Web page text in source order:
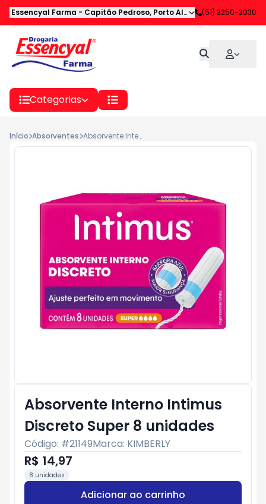
Essencyal Farma - Capitão Pedroso, Porto Alegre- RS
(51) 3250-3030
Categorias
Início Absorventes Absorvente Interno Intimus Discreto Super 8 unidades
Absorvente Interno Intimus
Discreto Super 8 unidades
Código: #21149Marca: KIMBERLY
R$ 14,97
8 unidades
Adicionar ao carrinho